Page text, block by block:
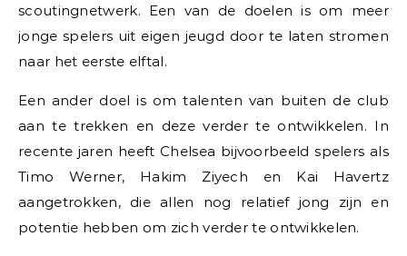
scoutingnetwerk. Een van de doelen is om meer
jonge spelers uit eigen jeugd door te laten stromen
naar het eerste elftal.
Een ander doel is om talenten van buiten de club
aan te trekken en deze verder te ontwikkelen. In
recente jaren heeft Chelsea bijvoorbeeld spelers als
Timo Werner, Hakim Ziyech en Kai Havertz
aangetrokken, die allen nog relatief jong zijn en
potentie hebben om zich verder te ontwikkelen.